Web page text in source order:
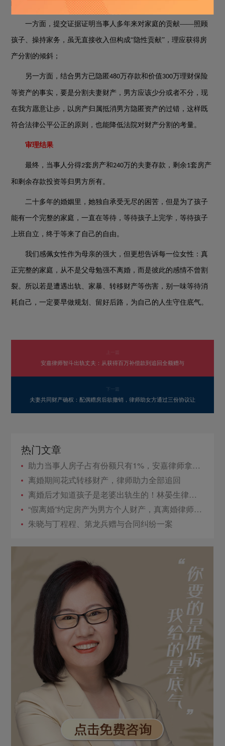
一方面，提交证据证明当事人多年来对家庭的贡献——照顾
孩子、操持家务，虽无直接收入但构成“隐性贡献”，理应获得房
产分割的倾斜；
另一方面，结合男方已隐匿480万存款和价值300万理财保险
等资产的事实，要是分割夫妻财产，男方应该少分或者不分，现
在我方愿意让步，以房产归属抵消男方隐匿资产的过错，这样既
符合法律公平公正的原则，也能降低法院对财产分割的考量。
审理结果
最终，当事人分得2套房产和240万的夫妻存款，剩余1套房产
和剩余存款投资等归男方所有。
二十多年的婚姻里，她独自承受无尽的困苦，但是为了孩子
能有一个完整的家庭，一直在等待，等待孩子上完学，等待孩子
上班自立，终于等来了自己的自由。
我们感佩女性作为母亲的强大，但更想告诉每一位女性：真
正完整的家庭，从不是父母勉强不离婚，而是彼此的感情不曾割
裂。所以若是遭遇出轨、家暴、转移财产等伤害，别一味等待消
耗自己，一定要早做规划、留好后路，为自己的人生守住底气。
上一篇
安嘉律师智斗出轨丈夫：从获得百万补偿款到追回全额赠与
下一篇
夫妻共同财产确权：配偶赠房后欲撤销，律师助女方通过三份协议让
热门文章
助力当事人房子占有份额只有1%，安嘉律师拿到50%的占有份额！
离婚期间花式转移财产，律师助力全部追回
离婚后才知道孩子是老婆出轨生的！林晏生律师出手：撤销协议＋440万入账！
“假离婚”约定房产为男方个人财产，真离婚律师帮助女方赢得380万售房款！
朱晓与丁程程、第龙兵赠与合同纠纷一案